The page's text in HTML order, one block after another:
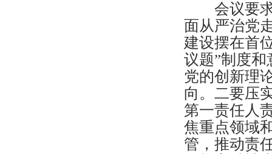
会议要求
面从严治党
建设摆在首
议题”制度
党的创新理
向。二要压
第一责任人
焦重点领域
管，推动责